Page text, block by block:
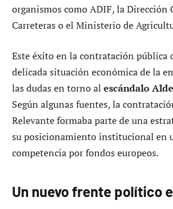
organismos como ADIF, la Dirección
Carreteras o el Ministerio de
Este éxito en la contratación pública
delicada situación económica de la
las dudas en torno al escándalo
Según algunas fuentes, la
Relevante formaba parte de una
su posicionamiento institucional en
competencia por fondos europeos.
Un nuevo frente político